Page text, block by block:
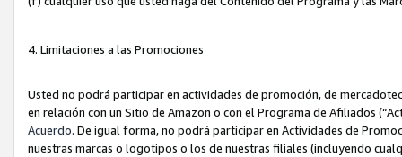
4. Limitaciones a las Promociones
Usted no podrá participar en actividades de promoción, de
en relación con un Sitio de Amazon o con el Programa de Afiliados
Acuerdo. De igual forma, no podrá participar en Actividades de
nuestras marcas o logotipos o los de nuestras filiales (incluyendo